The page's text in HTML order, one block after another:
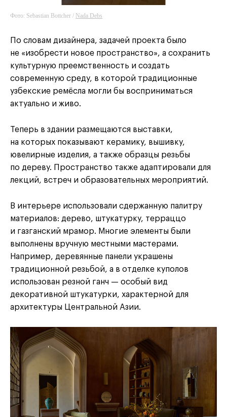
Фото: Sebastian Bottcher / Nada Debs
По словам дизайнера, задачей проекта было
не «изобрести новое пространство», а сохранить
культурную преемственность и создать
современную среду, в которой традиционные
узбекские ремёсла могли бы восприниматься
актуально и живо.
Теперь в здании размещаются выставки,
на которых показывают керамику, вышивку,
ювелирные изделия, а также образцы резьбы
по дереву. Пространство также адаптировали для
лекций, встреч и образовательных мероприятий.
В интерьере использовали сдержанную палитру
материалов: дерево, штукатурку, терраццо
и газганский мрамор. Многие элементы были
выполнены вручную местными мастерами.
Например, деревянные панели украшены
традиционной резьбой, а в отделке куполов
использован резной ганч — особый вид
декоративной штукатурки, характерной для
архитектуры Центральной Азии.